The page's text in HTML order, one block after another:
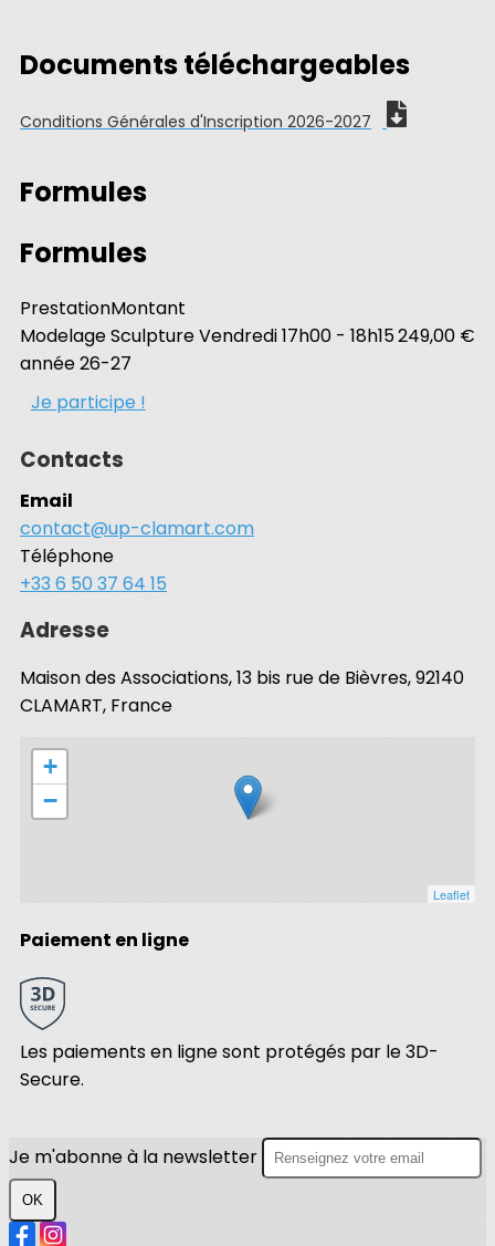
Documents téléchargeables
Conditions Générales d'Inscription 2026-2027
Formules
Formules
PrestationMontant
Modelage Sculpture Vendredi 17h00 - 18h15
année 26-27
249,00 €
Je participe !
Contacts
Email
contact@up-clamart.com
Téléphone
+33 6 50 37 64 15
Adresse
Maison des Associations, 13 bis rue de Bièvres, 92140
CLAMART, France
+
−
Leaflet
Paiement en ligne
Les paiements en ligne sont protégés par le 3D-
Secure.
Je m'abonne à la newsletter
OK